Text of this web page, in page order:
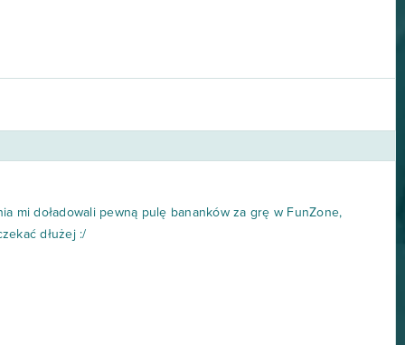
mi doładowali pewną pulę bananków za grę w FunZone,
dłużej :/